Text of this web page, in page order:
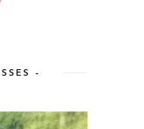
–